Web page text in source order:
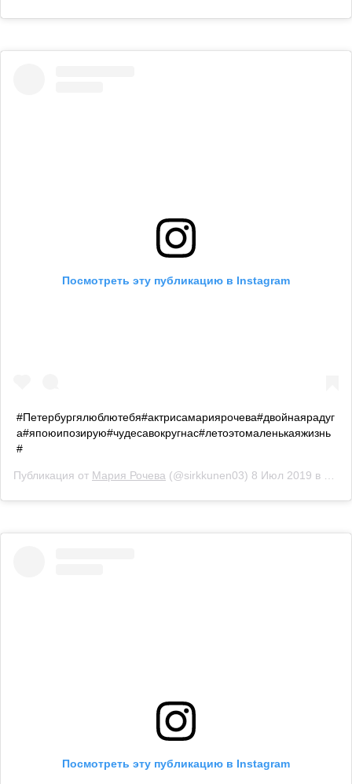
Посмотреть эту публикацию в Instagram
#Петербургялюблютебя#актрисамариярочева#двойнаярадуг
а#япоюипозирую#чудесавокругнас#летоэтомаленькаяжизнь
#
Публикация от Мария Рочева (@sirkkunen03) 8 Июл 2019 в 2:03 PDT
Посмотреть эту публикацию в Instagram